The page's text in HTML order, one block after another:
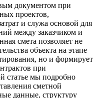
документом при
проектов,
и служа основой для
между заказчиком и
смета позволяет не
объекта на этапе
но и формирует
при
статье мы подробно
сметной
данные, структуру